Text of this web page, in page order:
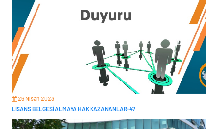
26 Nisan 2023
LİSANS BELGESİ ALMAYA HAK KAZANANLAR-47